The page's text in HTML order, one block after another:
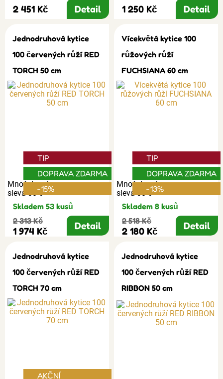
2 451 Kč Detail 1 250 Kč Detail
Jednodruhová kytice
100 červených růží RED
TORCH 50 cm
Množstevní
sleva 30%
TIP
DOPRAVA ZDARMA
-15%
Skladem 53 kusů
2 313 Kč
1 974 Kč Detail
Vícekvětá kytice 100
růžových růží
FUCHSIANA 60 cm
Množstevní
sleva 30%
TIP
DOPRAVA ZDARMA
-13%
Skladem 8 kusů
2 518 Kč
2 180 Kč Detail
Jednodruhová kytice
100 červených růží RED
TORCH 70 cm
AKČNÍ
Jednodruhová kytice
100 červených růží RED
RIBBON 50 cm